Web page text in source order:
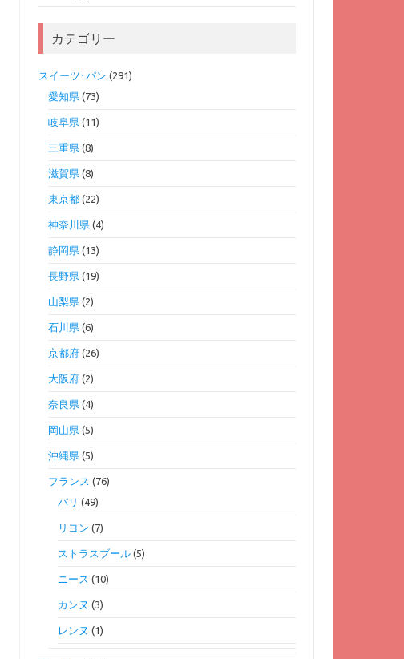
カテゴリー
スイーツ･パン (291)
愛知県(73)
岐阜県(11)
三重県(8)
滋賀県(8)
東京都(22)
神奈川県(4)
静岡県(13)
長野県(19)
山梨県(2)
石川県(6)
京都府(26)
大阪府(2)
奈良県(4)
岡山県(5)
沖縄県(5)
フランス (76)
パリ (49)
リヨン (7)
ストラスブール(5)
ニース (10)
カンヌ (3)
レンヌ (1)